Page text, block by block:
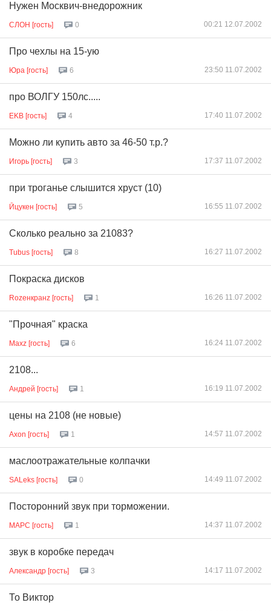
Нужен Москвич-внедорожник
СЛОН [гость] 0 00:21 12.07.2002
Про чехлы на 15-ую
Юра [гость] 6 23:50 11.07.2002
про ВОЛГУ 150лс.....
EKB [гость] 4 17:40 11.07.2002
Можно ли купить авто за 46-50 т.р.?
Игорь [гость] 3 17:37 11.07.2002
при троганье слышится хруст (10)
Йцукен [гость] 5 16:55 11.07.2002
Сколько реально за 21083?
Tubus [гость] 8 16:27 11.07.2002
Покраска дисков
Rozeнкранz [гость] 1 16:26 11.07.2002
"Прочная" краска
Maxz [гость] 6 16:24 11.07.2002
2108...
Андрей [гость] 1 16:19 11.07.2002
цены на 2108 (не новые)
Axon [гость] 1 14:57 11.07.2002
маслоотражательные колпачки
SALeks [гость] 0 14:49 11.07.2002
Посторонний звук при торможении.
МАРС [гость] 1 14:37 11.07.2002
звук в коробке передач
Александр [гость] 3 14:17 11.07.2002
То Виктор